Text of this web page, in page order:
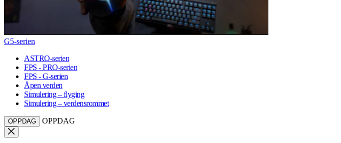
G5-serien
ASTRO-serien
FPS - PRO-serien
FPS - G-serien
Åpen verden
Simulering – flyging
Simulering – verdensrommet
OPPDAG OPPDAG